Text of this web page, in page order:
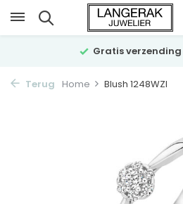
Gratis verzending
Terug Home Blush 1248WZI